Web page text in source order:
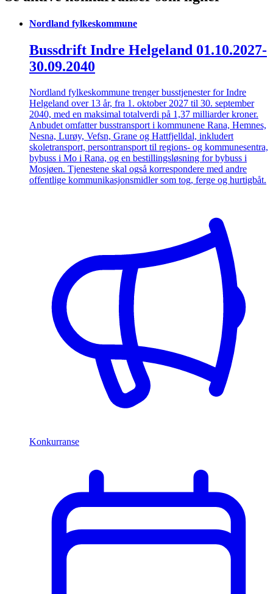
Nordland fylkeskommune
Bussdrift Indre Helgeland 01.10.2027-
30.09.2040
Nordland fylkeskommune trenger busstjenester for Indre
Helgeland over 13 år, fra 1. oktober 2027 til 30. september
2040, med en maksimal totalverdi på 1,37 milliarder kroner.
Anbudet omfatter busstransport i kommunene Rana, Hemnes,
Nesna, Lurøy, Vefsn, Grane og Hattfjelldal, inkludert
skoletransport, persontransport til regions- og kommunesentra,
bybuss i Mo i Rana, og en bestillingsløsning for bybuss i
Mosjøen. Tjenestene skal også korrespondere med andre
offentlige kommunikasjonsmidler som tog, ferge og hurtigbåt.
Konkurranse